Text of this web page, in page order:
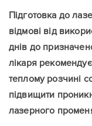
Підготовка до
відмові від
днів до
лікаря
теплому розчині
підвищити
лазерного